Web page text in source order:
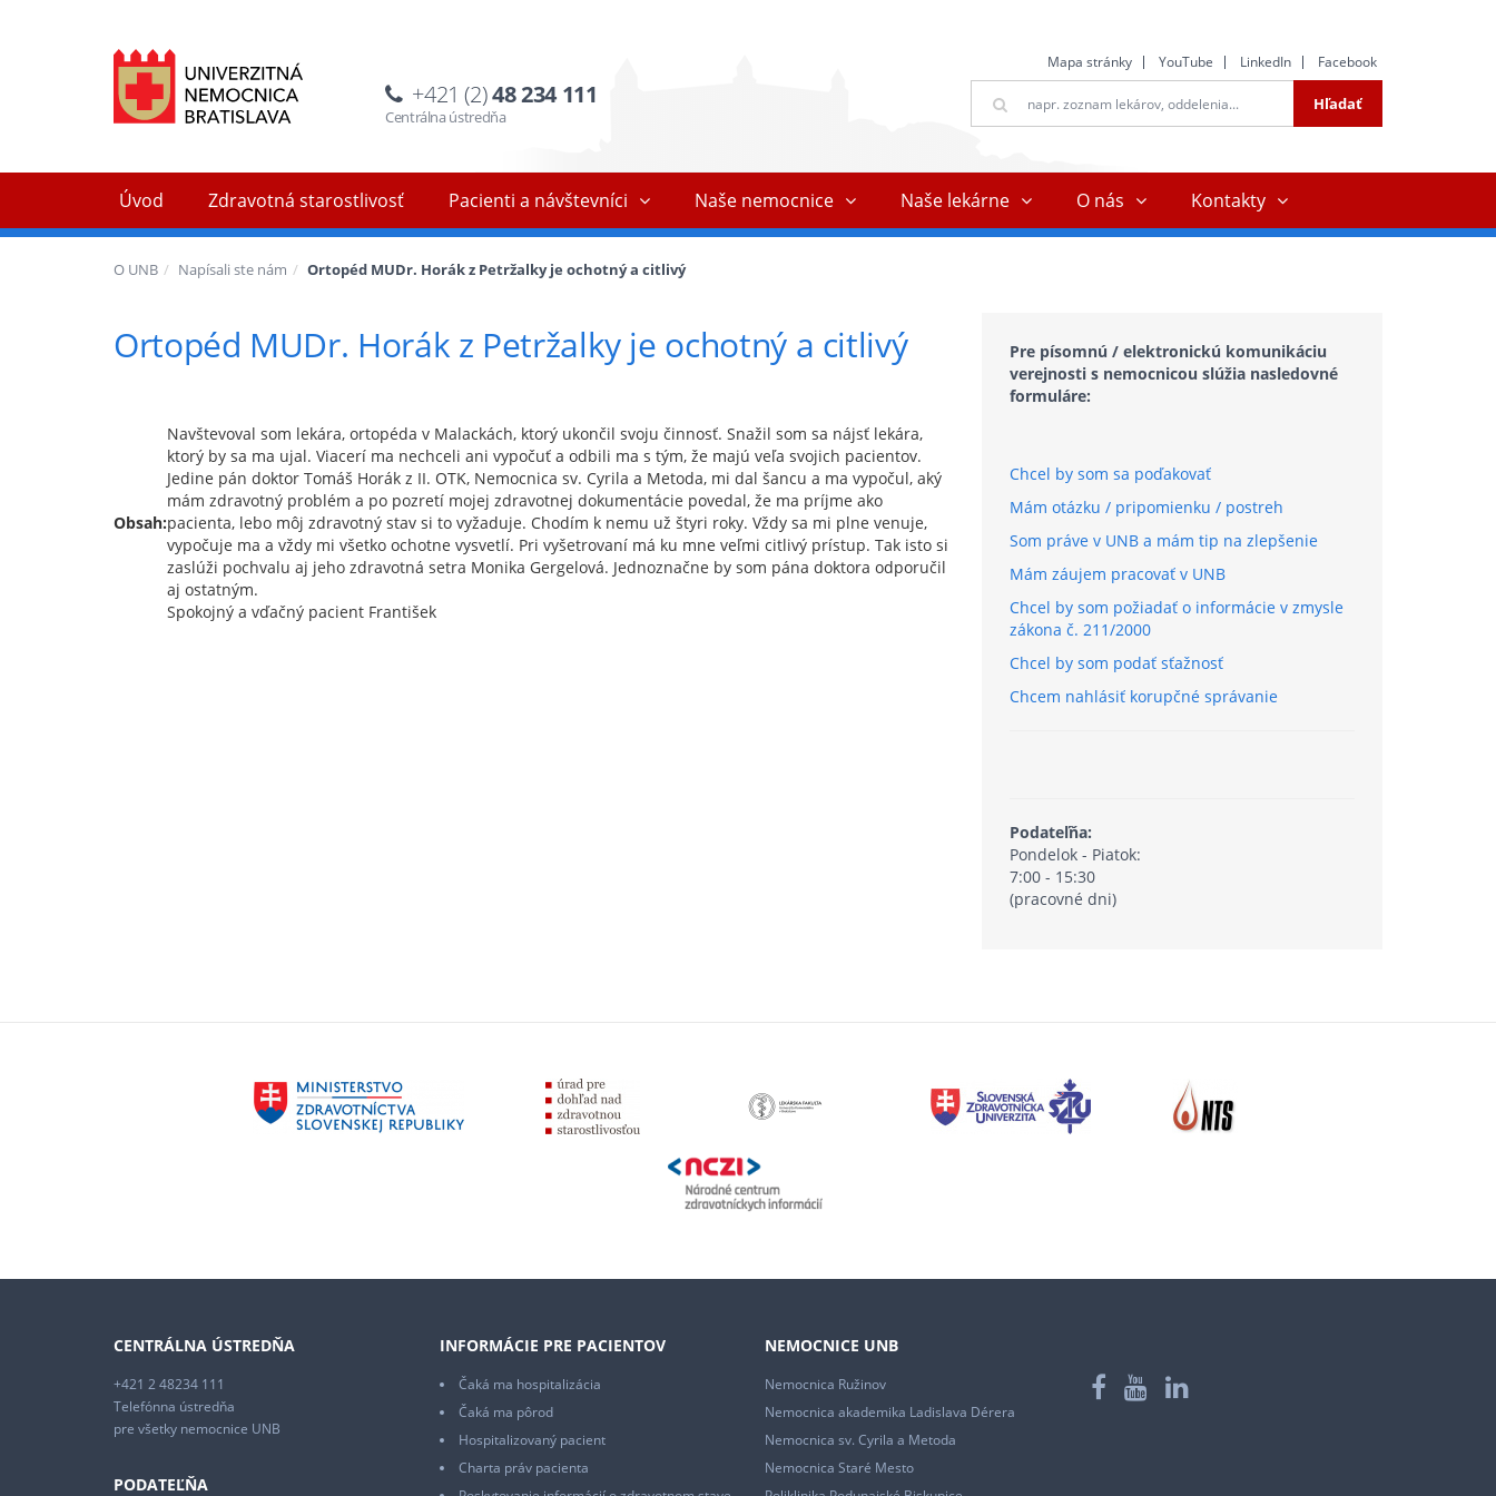
+421 (2)48 234 111
Centrálna ústredňa
Mapa stránky YouTube LinkedIn Facebook
vyhľadávanie
Hľadať
Úvod Zdravotná starostlivosť Pacienti a návštevníci Naše nemocnice Naše lekárne O nás Kontakty
O UNB Napísali ste nám Ortopéd MUDr. Horák z Petržalky je ochotný a citlivý
Ortopéd MUDr. Horák z Petržalky je ochotný a citlivý
Obsah:
Navštevoval som lekára, ortopéda v Malackách, ktorý ukončil svoju činnosť. Snažil som sa nájsť lekára,
ktorý by sa ma ujal. Viacerí ma nechceli ani vypočuť a odbili ma s tým, že majú veľa svojich pacientov.
Jedine pán doktor Tomáš Horák z II. OTK, Nemocnica sv. Cyrila a Metoda, mi dal šancu a ma vypočul, aký
mám zdravotný problém a po pozretí mojej zdravotnej dokumentácie povedal, že ma príjme ako
pacienta, lebo môj zdravotný stav si to vyžaduje. Chodím k nemu už štyri roky. Vždy sa mi plne venuje,
vypočuje ma a vždy mi všetko ochotne vysvetlí. Pri vyšetrovaní má ku mne veľmi citlivý prístup. Tak isto si
zaslúži pochvalu aj jeho zdravotná setra Monika Gergelová. Jednoznačne by som pána doktora odporučil
aj ostatným.
Spokojný a vďačný pacient František
Pre písomnú / elektronickú komunikáciu
verejnosti s nemocnicou slúžia nasledovné
formuláre:
Chcel by som sa poďakovať
Mám otázku / pripomienku / postreh
Som práve v UNB a mám tip na zlepšenie
Mám záujem pracovať v UNB
Chcel by som požiadať o informácie v zmysle
zákona č. 211/2000
Chcel by som podať sťažnosť
Chcem nahlásiť korupčné správanie
Podateľňa:
Pondelok - Piatok:
7:00 - 15:30
(pracovné dni)
CENTRÁLNA ÚSTREDŇA
+421 2 48234 111
Telefónna ústredňa
pre všetky nemocnice UNB
PODATEĽŇA
INFORMÁCIE PRE PACIENTOV
Čaká ma hospitalizácia
Čaká ma pôrod
Hospitalizovaný pacient
Charta práv pacienta
NEMOCNICE UNB
Nemocnica Ružinov
Nemocnica akademika Ladislava Dérera
Nemocnica sv. Cyrila a Metoda
Nemocnica Staré Mesto
Facebook
YouTube
LinkedIn